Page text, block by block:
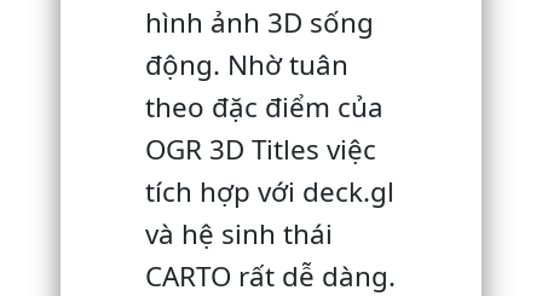
hình ảnh 3D sống
động. Nhờ tuân
theo đặc điểm của
OGR 3D Titles việc
tích hợp với deck.gl
và hệ sinh thái
CARTO rất dễ dàng.